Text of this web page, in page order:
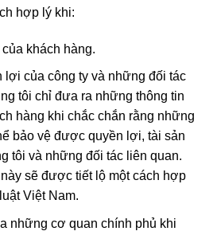
hợp lý khi:
khách hàng.
lợi của công ty và những đối tác
tôi chỉ đưa ra những thông tin
hàng khi chắc chắn rằng những
bảo vệ được quyền lợi, tài sản
tôi và những đối tác liên quan.
sẽ được tiết lộ một cách hợp
Việt Nam.
những cơ quan chính phủ khi